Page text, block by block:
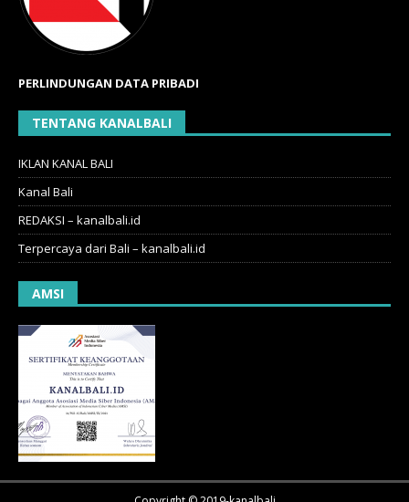
PERLINDUNGAN DATA PRIBADI
TENTANG KANALBALI
IKLAN KANAL BALI
Kanal Bali
REDAKSI – kanalbali.id
Terpercaya dari Bali – kanalbali.id
AMSI